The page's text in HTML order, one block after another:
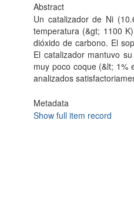
Abstract
Un catalizador de Ni
temperatura (&gt; 1100
dióxido de carbono. El
El catalizador mantuvo
muy poco coque (&lt; 1%
analizados
Metadata
Show full item record